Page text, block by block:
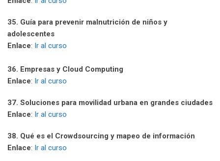
35. Guía para prevenir malnutrición de niños y
adolescentes
Enlace: Ir al curso
36. Empresas y Cloud Computing
Enlace: Ir al curso
37. Soluciones para movilidad urbana en grandes ciudades
Enlace: Ir al curso
38. Qué es el Crowdsourcing y mapeo de información
Enlace: Ir al curso